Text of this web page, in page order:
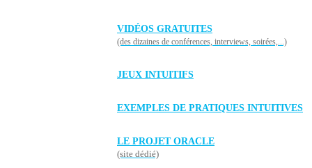
VIDÉOS GRATUITES
(des dizaines de conférences, interviews, soirées,...)
JEUX INTUITIFS
EXEMPLES DE PRATIQUES INTUITIVES
LE PROJET ORACLE
(site dédié)